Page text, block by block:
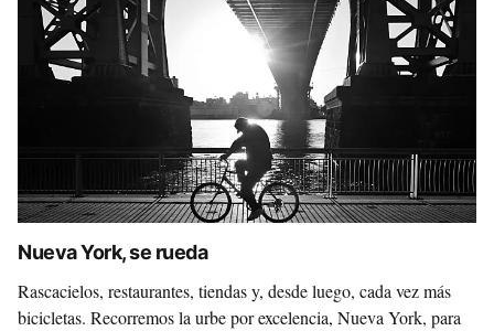
Nueva York, se rueda
Rascacielos, restaurantes, tiendas y, desde luego, cada vez más
bicicletas. Recorremos la urbe por excelencia, Nueva York, para